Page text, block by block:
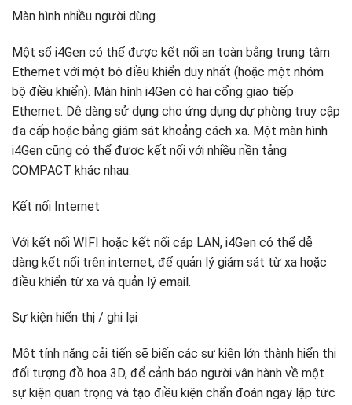
Màn hình nhiều người dùng
Một số i4Gen có thể được kết nối an toàn bằng trung tâm
Ethernet với một bộ điều khiển duy nhất (hoặc một nhóm
bộ điều khiển). Màn hình i4Gen có hai cổng giao tiếp
Ethernet. Dễ dàng sử dụng cho ứng dụng dự phòng truy cập
đa cấp hoặc bảng giám sát khoảng cách xa. Một màn hình
i4Gen cũng có thể được kết nối với nhiều nền tảng
COMPACT khác nhau.
Kết nối Internet
Với kết nối WIFI hoặc kết nối cáp LAN, i4Gen có thể dễ
dàng kết nối trên internet, để quản lý giám sát từ xa hoặc
điều khiển từ xa và quản lý email.
Sự kiện hiển thị / ghi lại
Một tính năng cải tiến sẽ biến các sự kiện lớn thành hiển thị
đối tượng đồ họa 3D, để cảnh báo người vận hành về một
sự kiện quan trọng và tạo điều kiện chẩn đoán ngay lập tức